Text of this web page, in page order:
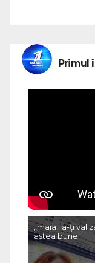
Primul
„maia, ia-ți
astea bune”